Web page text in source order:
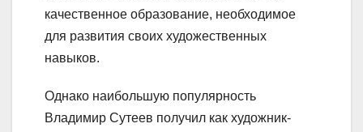
качественное образование, необходимое
для развития своих художественных
навыков.
Однако наибольшую популярность
Владимир Сутеев получил как художник-